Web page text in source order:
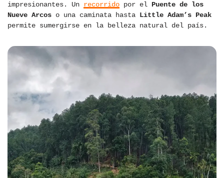
impresionantes. Un recorrido por el Puente de los
Nueve Arcos o una caminata hasta Little Adam’s Peak
permite sumergirse en la belleza natural del país.